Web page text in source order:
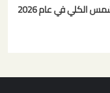
خطط لتجربة مثالية لمشاهدة كسوف الشمس الكلي في عام 2026